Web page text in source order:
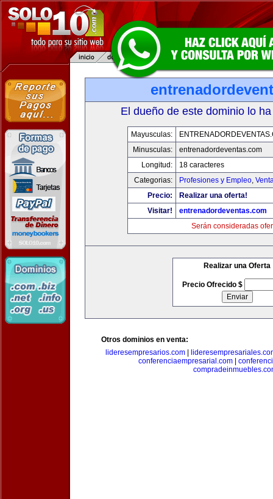
El dueño de este dominio lo
Mayusculas:
Minusculas:
entrenadordeventas.com
Longitud:
18 caracteres
Categorias:
Profesiones y Empleo,
Precio:
Realizar una oferta!
Visitar!
entrenadordeventas.com
Serán consideradas
Realizar una Oferta
Precio Ofrecido $
Otros dominios en venta:
lideresempresarios.com
conferenciaempresarial.com